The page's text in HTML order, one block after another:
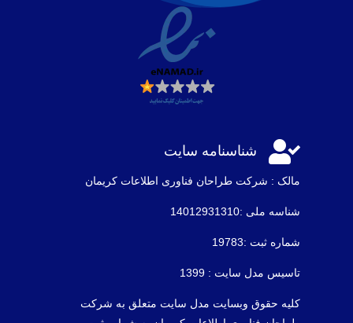
 شناسنامه سایت
مالک : شرکت طراحان فناوری اطلاعات كريمان
شناسه ملی :14012931310
شماره ثبت :19783
تاسیس مدل سایت : 1399
کلیه حقوق وبسایت مدل سایت متعلق به شرکت